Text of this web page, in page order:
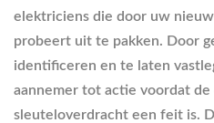
elektriciens die door uw
probeert uit te pakken. Door
identificeren en te laten
aannemer tot actie voordat
sleuteloverdracht een feit is.